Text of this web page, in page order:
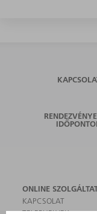
ONLINE
KAPCSOLAT